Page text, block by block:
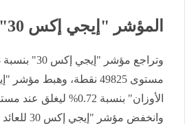
المؤشر "إيجي إكس 30"